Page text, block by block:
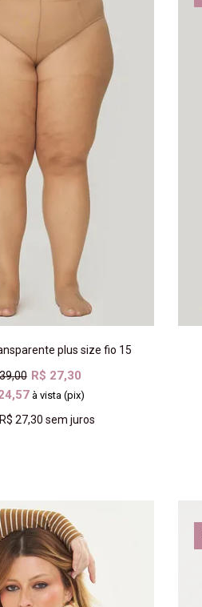
plus size fio 15
R$ 27,30
à vista (pix)
R$ 27,30 sem juros